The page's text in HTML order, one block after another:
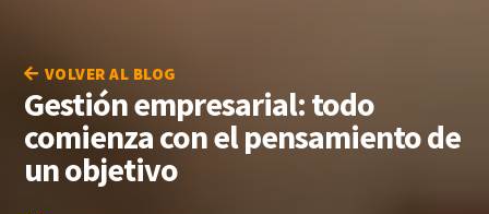
VOLVER AL BLOG
Gestión empresarial: todo
comienza con el pensamiento de
un objetivo